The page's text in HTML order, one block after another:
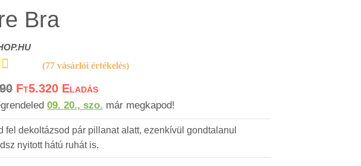
Bra
5.00
(77 vásárlói értékelés)
Ft5.320
09. 20., szo. már megkapod!
fel dekoltázsod pár pillanat alatt, ezenkívül gondtalanul
nyitott hátú ruhát is.